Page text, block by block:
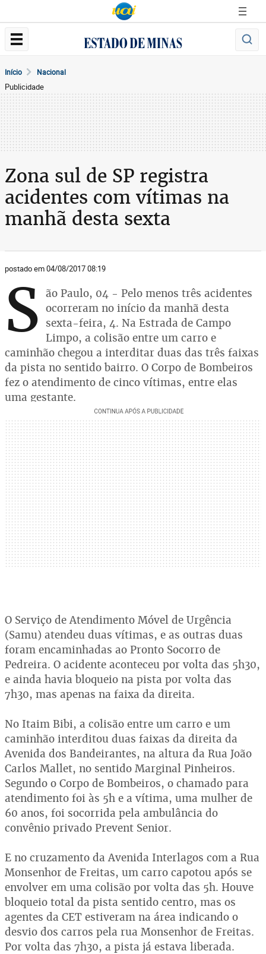
Início Nacional
Publicidade
Zona sul de SP registra
acidentes com vítimas na
manhã desta sexta
postado em 04/08/2017 08:19
S ão Paulo, 04 - Pelo menos três acidentes
ocorreram no início da manhã desta
sexta-feira, 4. Na Estrada de Campo
Limpo, a colisão entre um carro e
caminhão chegou a interditar duas das três faixas
da pista no sentido bairro. O Corpo de Bombeiros
fez o atendimento de cinco vítimas, entre elas
uma gestante.
O Serviço de Atendimento Móvel de Urgência
(Samu) atendeu duas vítimas, e as outras duas
foram encaminhadas ao Pronto Socorro de
Pedreira. O acidente aconteceu por volta das 5h30,
e ainda havia bloqueio na pista por volta das
7h30, mas apenas na faixa da direita.
No Itaim Bibi, a colisão entre um carro e um
caminhão interditou duas faixas da direita da
Avenida dos Bandeirantes, na altura da Rua João
Carlos Mallet, no sentido Marginal Pinheiros.
Segundo o Corpo de Bombeiros, o chamado para
atendimento foi às 5h e a vítima, uma mulher de
60 anos, foi socorrida pela ambulância do
convênio privado Prevent Senior.
E no cruzamento da Avenida Interlagos com a Rua
Monsenhor de Freitas, um carro capotou após se
envolver em uma colisão por volta das 5h. Houve
bloqueio total da pista sentido centro, mas os
agentes da CET estiveram na área indicando o
desvio dos carros pela rua Monsenhor de Freitas.
Por volta das 7h30, a pista já estava liberada.